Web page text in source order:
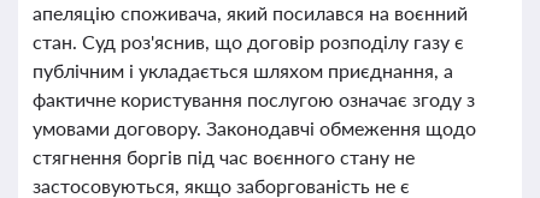
апеляцію споживача, який посилався на воєнний
стан. Суд роз'яснив, що договір розподілу газу є
публічним і укладається шляхом приєднання, а
фактичне користування послугою означає згоду з
умовами договору. Законодавчі обмеження щодо
стягнення боргів під час воєнного стану не
застосовуються, якщо заборгованість не є